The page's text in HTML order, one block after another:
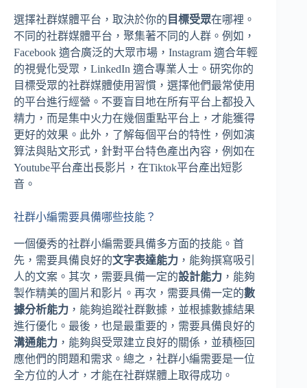
選擇社群媒體平台，取決於你的 目標受眾在哪裡。
不同的社群媒體平台，聚集著不同的人群。例如，
Facebook 適合廣泛的大眾市場，Instagram 適合年輕
的視覺化受眾，LinkedIn 適合專業人士。研究你的
目標受眾的社群媒體使用習慣，選擇他們最常使用
的平台進行經營。不要盲目地在所有平台上都投入
精力，而是集中火力在幾個重點平台上，才能獲得
更好的效果。此外，了解每個平台的特性，例如演
算法與貼文形式，針對平台特色產出內容，例如在
Youtube平台產出長影片，在Tiktok平台產出短影
音。
社群小編需要具備哪些技能？
一個優秀的社群小編需要具備多方面的技能。首
先，需要具備良好的文字表達能力 ，能夠撰寫吸引
人的文案。其次，需要具備一定的設計能力 ，能夠
製作精美的圖片和影片。再次，需要具備一定的數
據分析能力 ，能夠追蹤社群數據，並根據數據結果
進行優化。最後，也是最重要的，需要具備良好的
溝通能力 ，能夠與受眾建立良好的關係，並積極回
應他們的問題和需求。總之，社群小編需要是一位
全方位的人才，才能在社群媒體上取得成功。